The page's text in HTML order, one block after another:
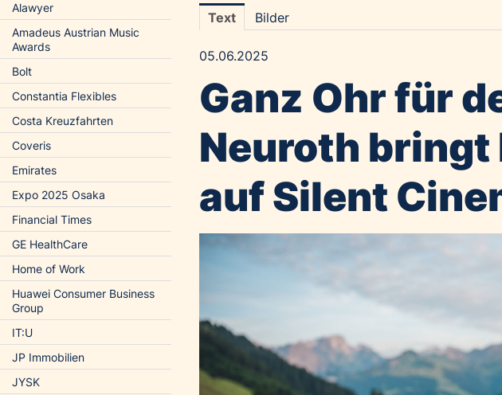
Alawyer
Amadeus Austrian Music
Awards
Bolt
Constantia Flexibles
Costa Kreuzfahrten
Coveris
Emirates
Expo 2025 Osaka
Financial Times
GE HealthCare
Home of Work
Huawei Consumer Business
Group
IT:U
JP Immobilien
JYSK
Text Bilder
05.06.2025
Ganz Ohr für
Neuroth
auf Silent